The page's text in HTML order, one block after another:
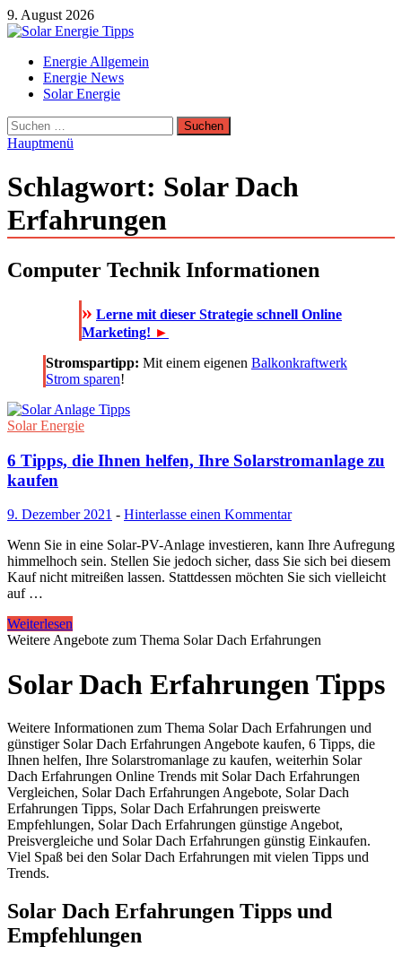
Zum
Inhalt
9. August 2026
Solar Energie Tipps
Solar Energie und Photovoltaik Informationen und Tipps
Energie Allgemein
Energie News
Solar Energie
Suchen
nach:
Hauptmenü
Schlagwort: Solar Dach
Erfahrungen
Computer Technik Informationen
» Lerne mit dieser Strategie schnell Online
Marketing! ►
Stromspartipp: Mit einem eigenen Balkonkraftwerk
Strom sparen!
Solar Energie
6 Tipps, die Ihnen helfen, Ihre Solarstromanlage zu
kaufen
9. Dezember 2021 - Hinterlasse einen Kommentar
Wenn Sie in eine Solar-PV-Anlage investieren, kann Ihre Aufregung
himmelhoch sein. Stellen Sie jedoch sicher, dass Sie sich bei diesem
Kauf nicht mitreißen lassen. Stattdessen möchten Sie sich vielleicht
auf …
Weiterlesen
Weitere Angebote zum Thema Solar Dach Erfahrungen
Solar Dach Erfahrungen Tipps
Weitere Informationen zum Thema Solar Dach Erfahrungen und
günstiger Solar Dach Erfahrungen Angebote kaufen, 6 Tipps, die
Ihnen helfen, Ihre Solarstromanlage zu kaufen, weiterhin Solar
Dach Erfahrungen Online Trends mit Solar Dach Erfahrungen
Vergleichen, Solar Dach Erfahrungen Angebote, Solar Dach
Erfahrungen Tipps, Solar Dach Erfahrungen preiswerte
Empfehlungen, Solar Dach Erfahrungen günstige Angebot,
Preisvergleiche und Solar Dach Erfahrungen günstig Einkaufen.
Viel Spaß bei den Solar Dach Erfahrungen mit vielen Tipps und
Trends.
Solar Dach Erfahrungen Tipps und
Empfehlungen